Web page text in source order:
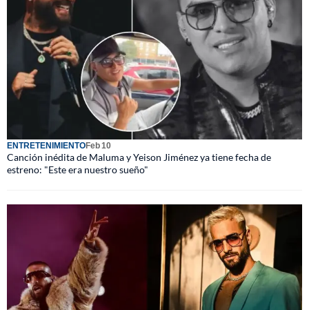
ENTRETENIMIENTOFeb 10
Canción inédita de Maluma y Yeison Jiménez ya tiene fecha de
estreno: "Este era nuestro sueño"